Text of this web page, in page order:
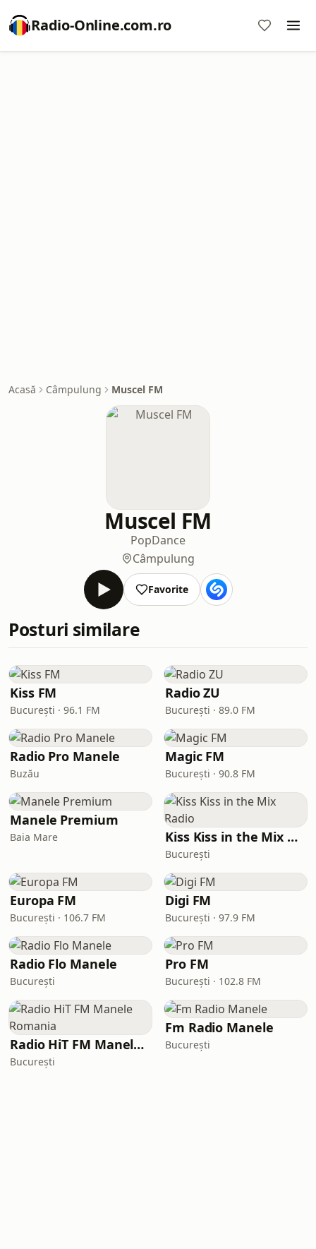
Radio-Online.com.ro
Acasă Câmpulung Muscel FM
Muscel FM
PopDance
Câmpulung
Favorite
Posturi similare
Kiss FM
București · 96.1 FM
Radio ZU
București · 89.0 FM
Radio Pro Manele
Buzău
Magic FM
București · 90.8 FM
Manele Premium
Baia Mare Kiss Kiss in the Mix Radio
București
Europa FM
București · 106.7 FM
Digi FM
București · 97.9 FM
Radio Flo Manele
București
Pro FM
București · 102.8 FM
Radio HiT FM Manele Romania
București
Fm Radio Manele
București